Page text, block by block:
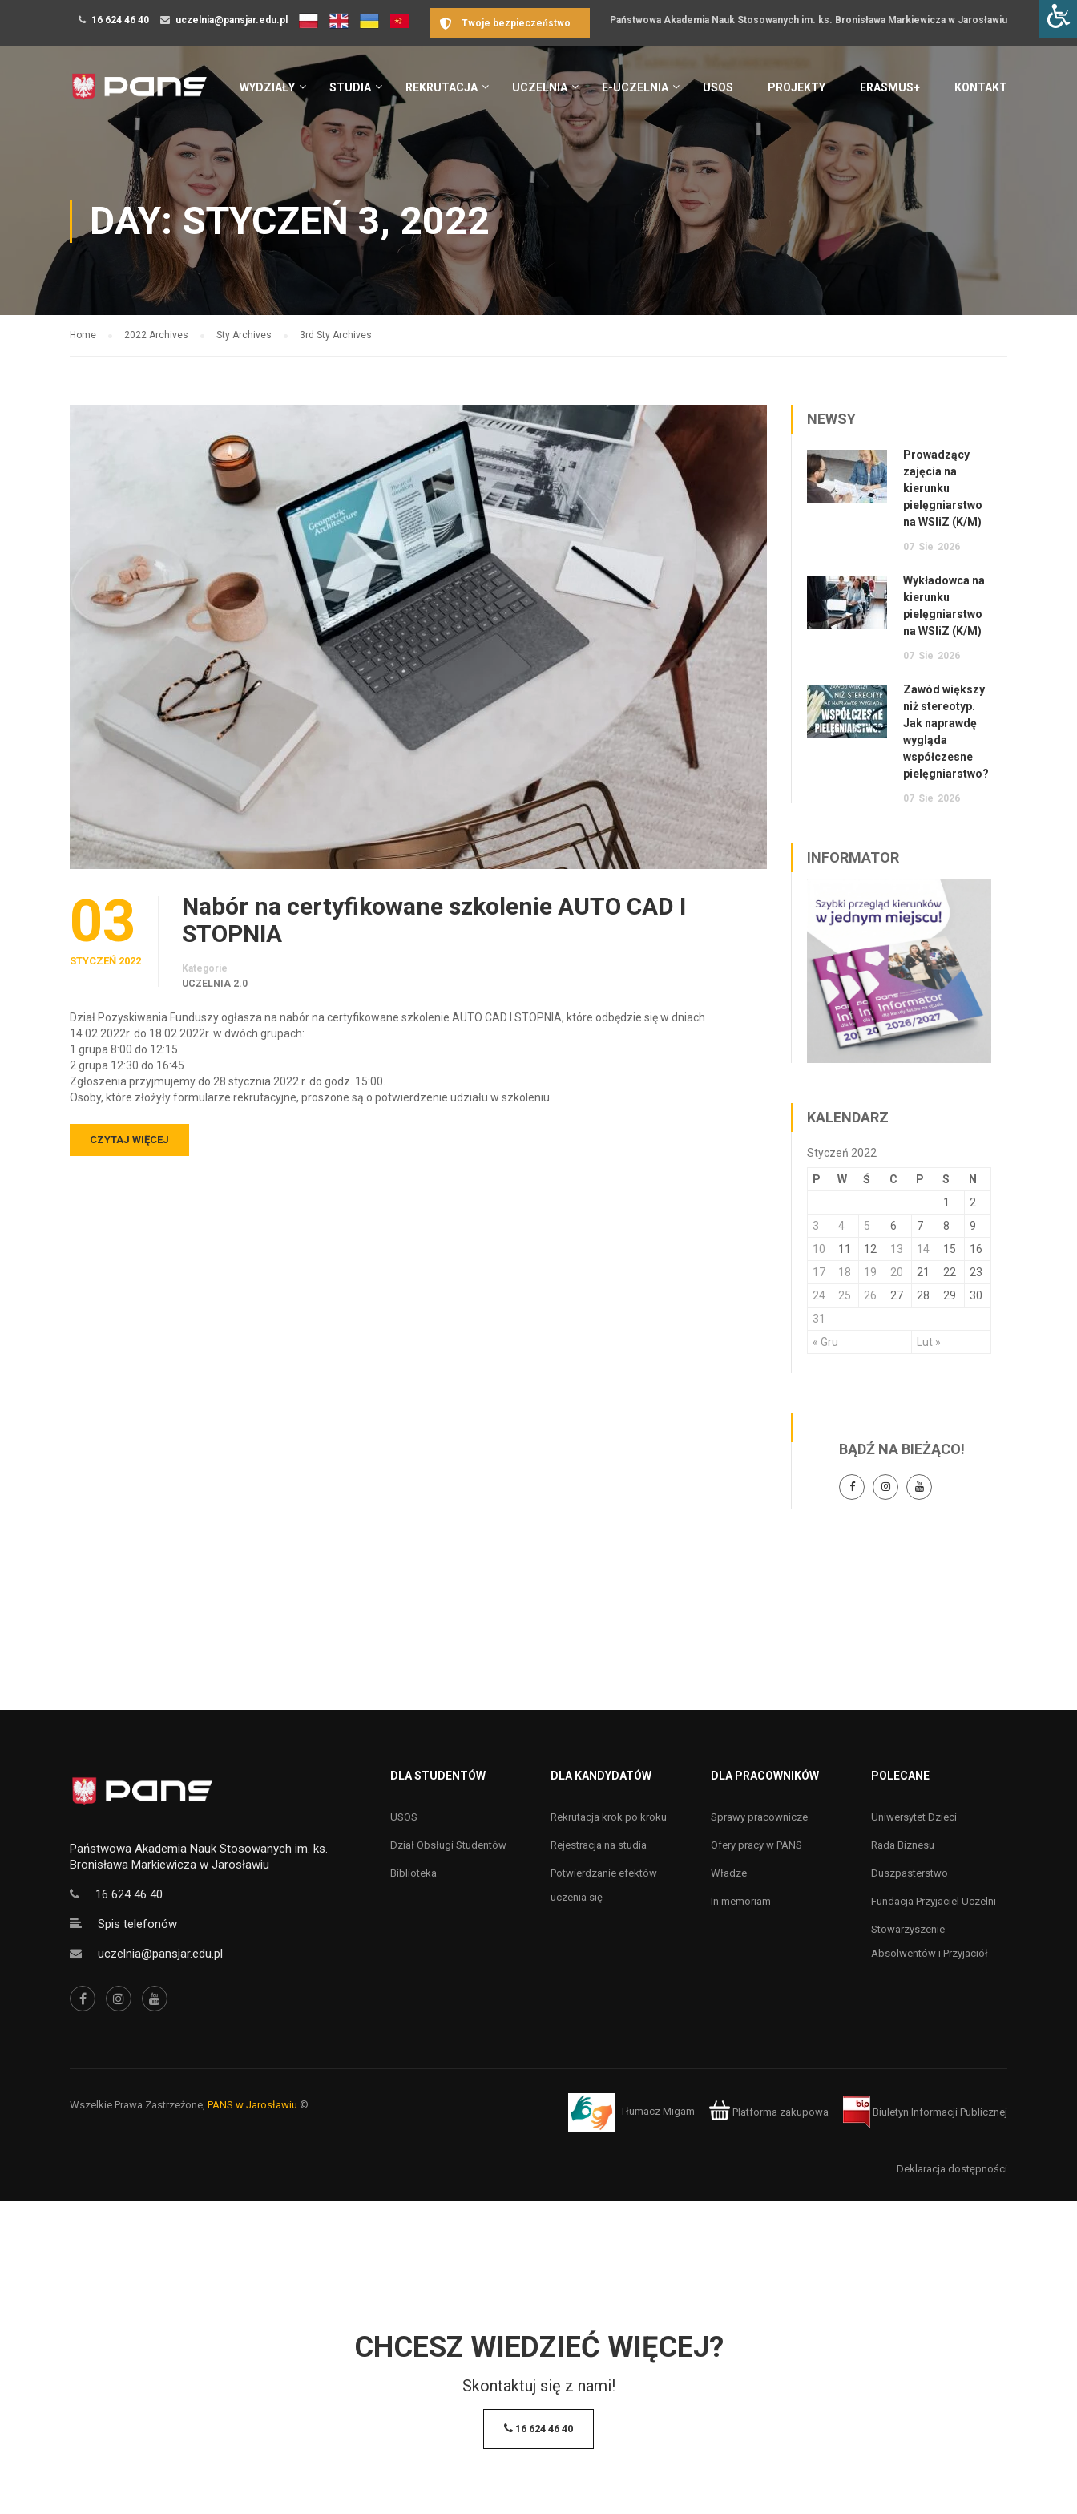
16 624 46 40 uczelnia@pansjar.edu.pl Państwowa Akademia Nauk Stosowanych im. ks. Bronisława Markiewicza w Jarosławiu
Twoje bezpieczeństwo
WYDZIAŁY STUDIA REKRUTACJA UCZELNIA E-UCZELNIA USOS PROJEKTY ERASMUS+ KONTAKT
DAY: STYCZEŃ 3, 2022
Home 2022 Archives Sty Archives 3rd Sty Archives
03
STYCZEŃ 2022
Nabór na certyfikowane szkolenie AUTO CAD I
STOPNIA
Kategorie
UCZELNIA 2.0
Dział Pozyskiwania Funduszy ogłasza na nabór na certyfikowane szkolenie AUTO CAD I STOPNIA, które odbędzie się w dniach
14.02.2022r. do 18.02.2022r. w dwóch grupach:
1 grupa 8:00 do 12:15
2 grupa 12:30 do 16:45
Zgłoszenia przyjmujemy do 28 stycznia 2022 r. do godz. 15:00.
Osoby, które złożyły formularze rekrutacyjne, proszone są o potwierdzenie udziału w szkoleniu
CZYTAJ WIĘCEJ
NEWSY
Prowadzący
zajęcia na
kierunku
pielęgniarstwo
na WSIiZ (K/M)
07 Sie 2026
Wykładowca na
kierunku
pielęgniarstwo
na WSIiZ (K/M)
07 Sie 2026
Zawód większy
niż stereotyp.
Jak naprawdę
wygląda
współczesne
pielęgniarstwo?
07 Sie 2026
INFORMATOR
KALENDARZ
Styczeń 2022
P W Ś C P S N
« Gru Lut »
1
2
3
4 5 6 7 8
9
10
11 12 13 14 15
16
17
18 19 20 21 22
23
24
25 26 27 28 29
30
31
BĄDŹ NA BIEŻĄCO!
Państwowa Akademia Nauk Stosowanych im. ks.
Bronisława Markiewicza w Jarosławiu
16 624 46 40
Spis telefonów
uczelnia@pansjar.edu.pl
DLA STUDENTÓW
USOS
Dział Obsługi Studentów
Biblioteka
DLA KANDYDATÓW
Rekrutacja krok po kroku
Rejestracja na studia
Potwierdzanie efektów
uczenia się
DLA PRACOWNIKÓW
Sprawy pracownicze
Ofery pracy w PANS
Władze
In memoriam
POLECANE
Uniwersytet Dzieci
Rada Biznesu
Duszpasterstwo
Fundacja Przyjaciel Uczelni
Stowarzyszenie
Absolwentów i Przyjaciół
Wszelkie Prawa Zastrzeżone, PANS w Jarosławiu ©
Tłumacz Migam Platforma zakupowa Biuletyn Informacji Publicznej
Deklaracja dostępności
CHCESZ WIEDZIEĆ WIĘCEJ?
Skontaktuj się z nami!
16 624 46 40